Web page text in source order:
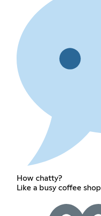
How chatty?
Like a busy coffee shop